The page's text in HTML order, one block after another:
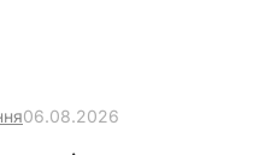
06.08.2026